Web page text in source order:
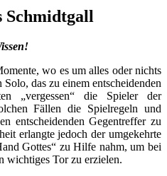
wo es um alles oder nichts
das zu einem entscheidenden
„vergessen“ die Spieler der
Fällen die Spielregeln und
entscheidenden Gegentreffer zu
erlangte jedoch der umgekehrte
Gottes“ zu Hilfe nahm, um bei
wichtiges Tor zu erzielen.